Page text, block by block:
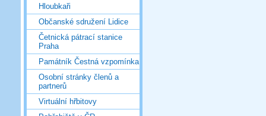
Hloubkaři
Občanské sdružení Lidice
Četnická pátrací stanice
Praha
Památník Čestná vzpomínka
Osobní stránky členů a
partnerů
Virtuální hřbitovy